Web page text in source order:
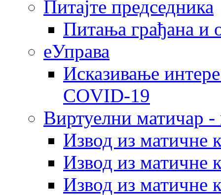
Питајте председника
Питања грађана и
еУправа
Исказивање
COVID-19
Виртуелни матичар -
Извод из матичне
Извод из матичне
Извод из матичне